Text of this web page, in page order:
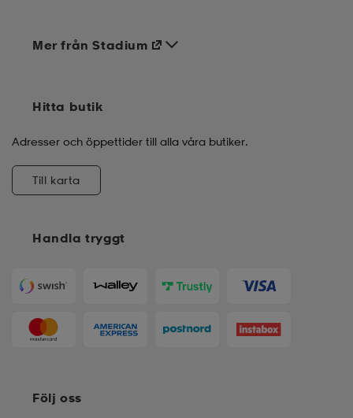
Handla tryggt
Mer från Stadium
Hitta butik
Adresser och öppettider till alla våra butiker.
Till karta
Följ oss